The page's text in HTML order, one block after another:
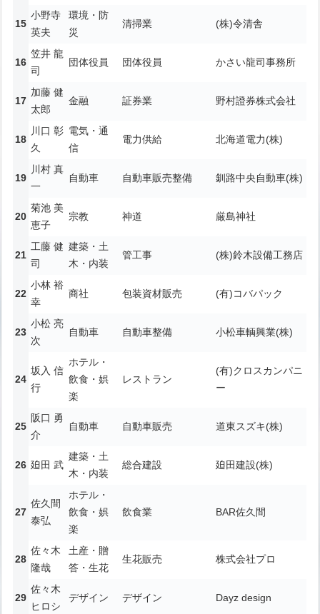
小野寺
英夫
環境・防
災
清掃業 (株)令清舎
笠井 龍
司
団体役員 団体役員 かさい龍司事務所
加藤 健
太郎
金融 証券業 野村證券株式会社
川口 彰
久
電気・通
信
電力供給 北海道電力(株)
川村 真
一
自動車 自動車販売整備 釧路中央自動車(株)
菊池 美
恵子
宗教 神道 厳島神社
工藤 健
司
建築・土
木・内装
管工事 (株)鈴木設備工務店
小林 裕
幸
商社 包装資材販売 (有)コバパック
小松 亮
次
自動車 自動車整備 小松車輌興業(株)
坂入 信
行
ホテル・
飲食・娯
楽
レストラン
(有)クロスカンパニ
ー
阪口 勇
介
自動車 自動車販売 道東スズキ(株)
廹田 武
建築・土
木・内装
総合建設 廹田建設(株)
佐久間
泰弘
ホテル・
飲食・娯
楽
飲食業 BAR佐久間
佐々木
隆哉
土産・贈
答・生花
生花販売 株式会社プロ
佐々木
ヒロシ
デザイン デザイン Dayz design